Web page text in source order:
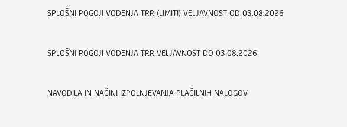
SPLOŠNI POGOJI VODENJA TRR (LIMITI) VELJAVNOST OD 03.08.2026
SPLOŠNI POGOJI VODENJA TRR VELJAVNOST DO 03.08.2026
NAVODILA IN NAČINI IZPOLNJEVANJA PLAČILNIH NALOGOV